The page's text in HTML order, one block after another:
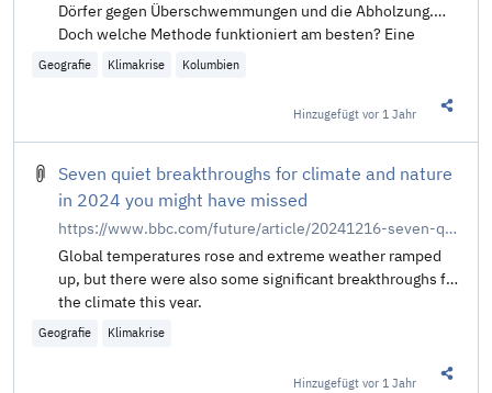
Dörfer gegen Überschwemmungen und die Abholzung.
Doch welche Methode funktioniert am besten? Eine
Erkenntnis: Der Schutz der Umwelt muss sich für die
Geografie Klimakrise Kolumbien
Hinzugefügtvor 1 Jahr
Seven quiet breakthroughs for climate and nature
in 2024 you might have missed
https://www.bbc.com/future/article/20241216-seven-quiet-breakthroughs-for-climate-and-nature-in-2024-you-might-have-missed
Global temperatures rose and extreme weather ramped
up, but there were also some significant breakthroughs for
the climate this year.
Geografie Klimakrise
Hinzugefügtvor 1 Jahr